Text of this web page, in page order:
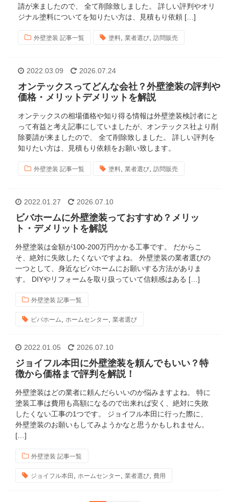
請が来ましたので、 全て削除致しました。 詳しい評判やオリ
ジナル塗料についてを知りたい方は、見積もり依頼 […]
外壁塗装 記事一覧 塗料 業者選び 訪問販売
2022.03.09 2026.07.24
オンテックスってどんな会社？外壁塗装の評判や
価格・メリットデメリットを解説
オンテックスの相場価格や知り得る情報は外壁塗装検討者にと
って有益と考え記事にしていましたが、オンテックス社より削
除要請が来ましたので、 全て削除致しました。 詳しい評判を
知りたい方は、見積もり依頼をお願い致します。
外壁塗装 記事一覧 塗料 業者選び 訪問販売
2022.01.27 2026.07.10
ビバホームに外壁塗装っておすすめ？メリッ
ト・デメリットを解説
外壁塗装は金額が100-200万円かかる工事です。 だからこ
そ、絶対に失敗したくないですよね。 外壁塗装の業者選びの
一つとして、身近なビバホームにお願いする方法がありま
す。 DIYやリフォームを取り扱っていて信頼感はある […]
外壁塗装 記事一覧
ビバホーム ホームセンター 業者選び
2022.01.05 2026.07.10
ジョイフル本田に外壁塗装を頼んでもいい？特
徴から価格まで評判を解説！
外壁塗装はどの業者に頼んだらいいのか悩みますよね。 特に
塗装工事は費用も高額になるので出来れば安く、絶対に失敗
したくない工事の1つです。 ジョイフル本田に行った際に、
外壁塗装のお願いもしてみようかなと思うかもしれません。
[…]
外壁塗装 記事一覧
ジョイフル本田 ホームセンター 業者選び 費用